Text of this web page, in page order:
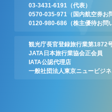
03-3431-6191
（代表）
0570-035-971
（国内航空券お
0120-980-686 （株主優待お問
観光庁長官登録旅行業第1872
JATA日本旅行業協会正会員
IATA公認代理店
一般社団法人東京ニュービジ